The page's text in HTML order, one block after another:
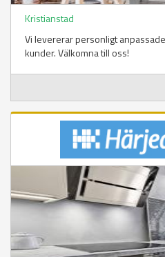
Kristianstad
Vi levererar personligt
kunder. Välkomna till oss!